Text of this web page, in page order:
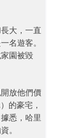
大，一直
名遊客。
園被毀
放他們價
的豪宅，
悉，哈里
。